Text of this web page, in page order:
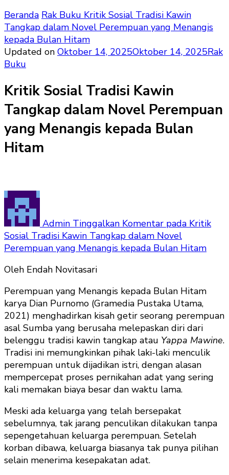
Beranda Rak Buku Kritik Sosial Tradisi Kawin
Tangkap dalam Novel Perempuan yang Menangis
kepada Bulan Hitam
Updated on Oktober 14, 2025Oktober 14, 2025Rak
Buku
Kritik Sosial Tradisi Kawin
Tangkap dalam Novel Perempuan
yang Menangis kepada Bulan
Hitam
Admin Tinggalkan Komentar pada Kritik
Sosial Tradisi Kawin Tangkap dalam Novel
Perempuan yang Menangis kepada Bulan Hitam
Oleh Endah Novitasari
Perempuan yang Menangis kepada Bulan Hitam
karya Dian Purnomo (Gramedia Pustaka Utama,
2021) menghadirkan kisah getir seorang perempuan
asal Sumba yang berusaha melepaskan diri dari
belenggu tradisi kawin tangkap atau Yappa Mawine.
Tradisi ini memungkinkan pihak laki-laki menculik
perempuan untuk dijadikan istri, dengan alasan
mempercepat proses pernikahan adat yang sering
kali memakan biaya besar dan waktu lama.
Meski ada keluarga yang telah bersepakat
sebelumnya, tak jarang penculikan dilakukan tanpa
sepengetahuan keluarga perempuan. Setelah
korban dibawa, keluarga biasanya tak punya pilihan
selain menerima kesepakatan adat.